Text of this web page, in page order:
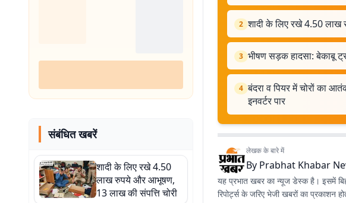
संबंधित खबरें
शादी के लिए रखे 4.50
लाख रुपये और आभूषण,
13 लाख की संपत्ति चोरी
2 शादी के लिए रखे 4.50 लाख
3 भीषण सड़क हादसा: बेकाबू
4 बंदरा व पियर में चोरों का
इनवर्टर पार
लेखक के बारे में
By Prabhat Khabar
यह प्रभात खबर का न्यूज डेस्क है। इसमें
रिपोर्ट्स के जरिए भेजी खबरों का प्रकाशन